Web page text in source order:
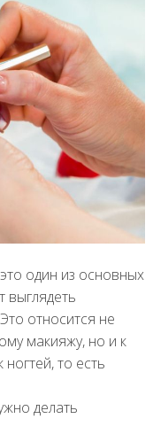
один из основных
относится не
макияжу, но и к
то есть
делать